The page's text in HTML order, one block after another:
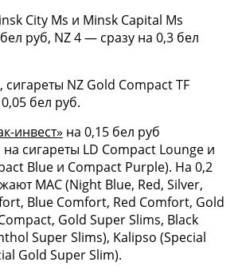
City Ms и Minsk Capital Ms
руб, NZ 4 — сразу на 0,3 бел
NZ Gold Compact TF
бел руб.
инвест» на 0,15 бел руб
сигареты LD Compact Lounge и
Blue и Compact Purple). На 0,2
MAC (Night Blue, Red, Silver,
Blue Comfort, Red Comfort, Gold
Gold Super Slims, Black
Super Slims), Kalipso (Special
Gold Super Slim).